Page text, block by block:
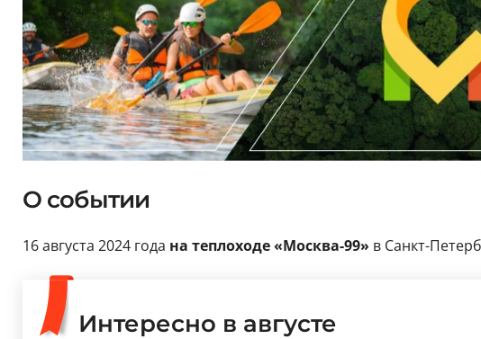
О событии
16 августа 2024 года на теплоходе «Москва-99» в Санкт-
Интересно в августе